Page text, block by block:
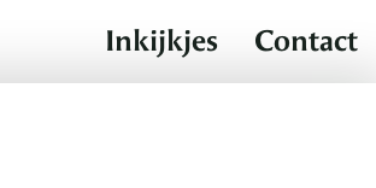
Inkijkjes Contact